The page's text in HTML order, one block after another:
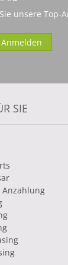
unsere Top-
SIE
Anzahlung